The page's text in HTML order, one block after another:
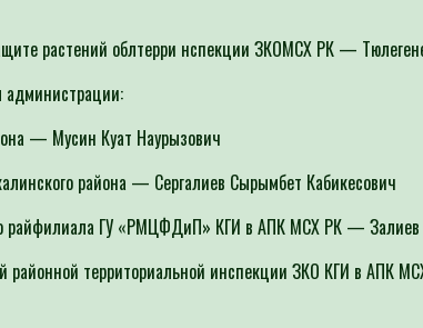
растений облтерри нспекции ЗКОМСХ РК —
администрации:
— Мусин Куат Наурызович
района — Сергалиев Сырымбет Кабикесович
райфилиала ГУ «РМЦФДиП» КГИ в АПК МСХ РК — Залиев
районной территориальной инспекции ЗКО КГИ в АПК